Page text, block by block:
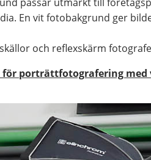
En vit fotobakgrund ger
och reflexskärm
för porträttfotografering